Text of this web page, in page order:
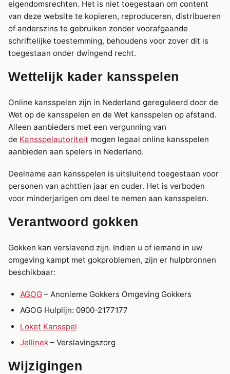
eigendomsrechten. Het is niet toegestaan om content
van deze website te kopieren, reproduceren, distribueren
of anderszins te gebruiken zonder voorafgaande
schriftelijke toestemming, behoudens voor zover dit is
toegestaan onder dwingend recht.
Wettelijk kader kansspelen
Online kansspelen zijn in Nederland gereguleerd door de
Wet op de kansspelen en de Wet kansspelen op afstand.
Alleen aanbieders met een vergunning van
de Kansspelautoriteit mogen legaal online kansspelen
aanbieden aan spelers in Nederland.
Deelname aan kansspelen is uitsluitend toegestaan voor
personen van achttien jaar en ouder. Het is verboden
voor minderjarigen om deel te nemen aan kansspelen.
Verantwoord gokken
Gokken kan verslavend zijn. Indien u of iemand in uw
omgeving kampt met gokproblemen, zijn er hulpbronnen
beschikbaar:
AGOG– Anonieme Gokkers Omgeving Gokkers
AGOG Hulplijn: 0900-2177177
Loket Kansspel
Jellinek– Verslavingszorg
Wijzigingen